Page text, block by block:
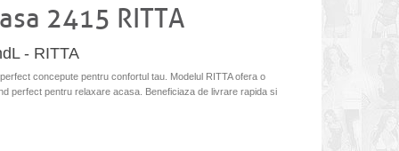
2415 RITTA
- RITTA
concepute pentru confortul tau. Modelul RITTA ofera o
perfect pentru relaxare acasa. Beneficiaza de livrare rapida si